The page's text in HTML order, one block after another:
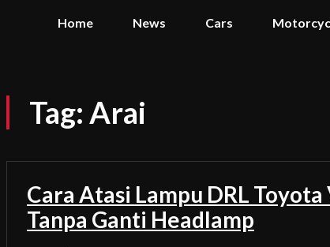
Home News Cars
Tag: Arai
Cara Atasi Lampu DRL
Tanpa Ganti Headlamp